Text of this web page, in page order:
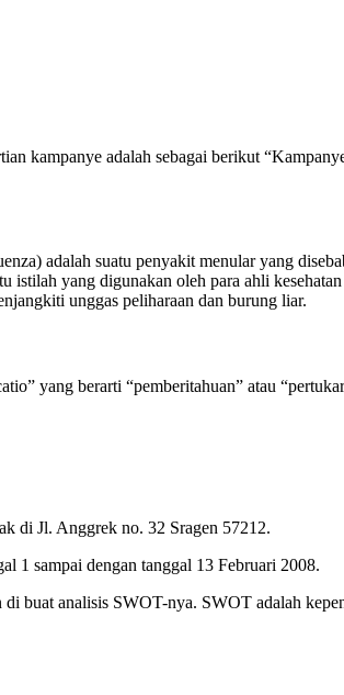
kampanye adalah sebagai berikut
adalah suatu penyakit menular yang
istilah yang digunakan oleh para ahli
unggas peliharaan dan burung liar.
yang berarti “pemberitahuan” atau
di Jl. Anggrek no. 32 Sragen 57212.
1 sampai dengan tanggal 13 Februari 2008.
buat analisis SWOT-nya. SWOT adalah